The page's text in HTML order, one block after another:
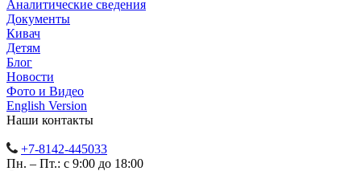
Аналитические сведения
Документы
Кивач
Детям
Блог
Новости
Фото и Видео
English Version
Наши контакты
+7-8142-445033
Пн. – Пт.: с 9:00 до 18:00